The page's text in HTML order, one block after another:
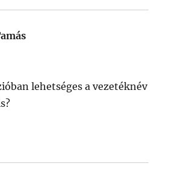
lehetséges a vezetéknév